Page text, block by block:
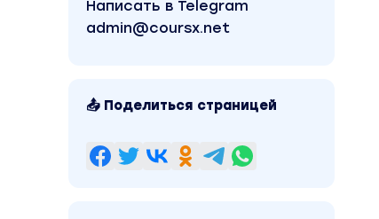
Написать в Telegram
admin@coursx.net
📤 Поделиться страницей